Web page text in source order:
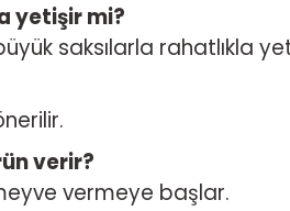
yetişir mi?
saksılarla rahatlıkla
verir?
vermeye başlar.